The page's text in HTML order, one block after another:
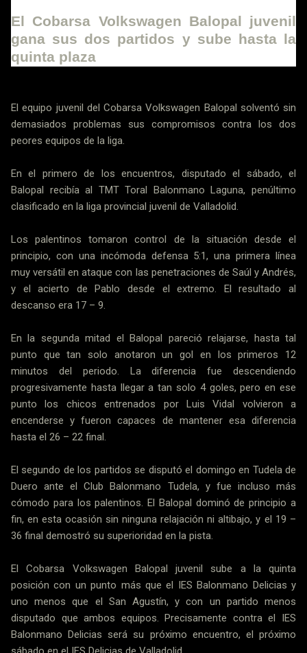
El Cobarsa Volkswagen Balopal juvenil
gana sus dos partidos y sube hasta la
quinta plaza
El equipo juvenil del Cobarsa Volkswagen Balopal solventó sin
demasiados problemas sus compromisos contra los dos
peores equipos de la liga.
En el primero de los encuentros, disputado el sábado, el
Balopal recibía al TMT Toral Balonmano Laguna, penúltimo
clasificado en la liga provincial juvenil de Valladolid.
Los palentinos tomaron control de la situación desde el
principio, con una incómoda defensa 5:1, una primera línea
muy versátil en ataque con las penetraciones de Saúl y Andrés,
y el acierto de Pablo desde el extremo. El resultado al
descanso era 17 – 9.
En la segunda mitad el Balopal pareció relajarse, hasta tal
punto que tan solo anotaron un gol en los primeros 12
minutos del periodo. La diferencia fue descendiendo
progresivamente hasta llegar a tan solo 4 goles, pero en ese
punto los chicos entrenados por Luis Vidal volvieron a
encenderse y fueron capaces de mantener esa diferencia
hasta el 26 – 22 final.
El segundo de los partidos se disputó el domingo en Tudela de
Duero ante el Club Balonmano Tudela, y fue incluso más
cómodo para los palentinos. El Balopal dominó de principio a
fin, en esta ocasión sin ninguna relajación ni altibajo, y el 19 –
36 final demostró su superioridad en la pista.
El Cobarsa Volkswagen Balopal juvenil sube a la quinta
posición con un punto más que el IES Balonmano Delicias y
uno menos que el San Agustín, y con un partido menos
disputado que ambos equipos. Precisamente contra el IES
Balonmano Delicias será su próximo encuentro, el próximo